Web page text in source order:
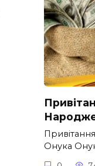
Онука